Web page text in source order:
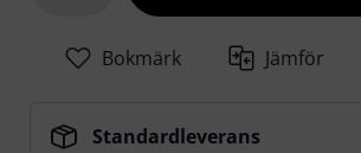
Bokmärk Jämför
Standardleverans